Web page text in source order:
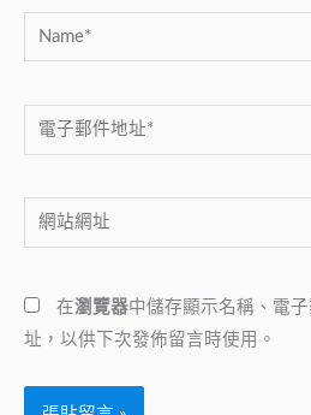
Name*
電
子
件
地
*
網
站
址
在瀏覽器中儲存顯示名稱、電
址，以供下次發佈留言時使用。